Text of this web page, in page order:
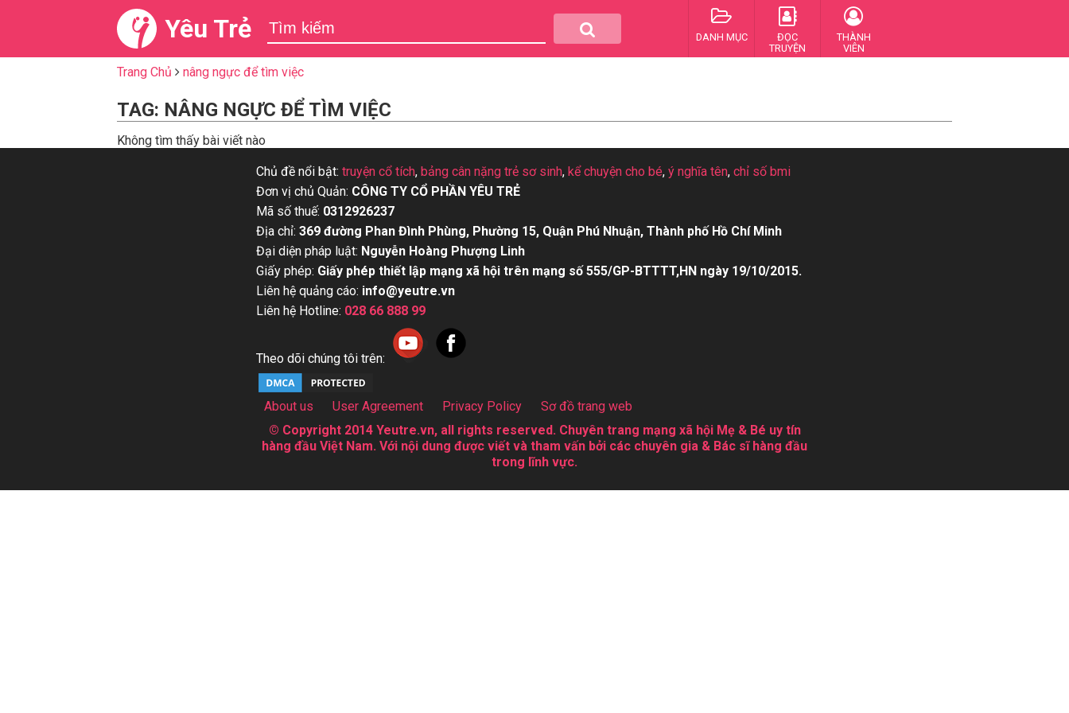
Yêu Trẻ DANH MỤC
ĐỌC
TRUYỆN
THÀNH
VIÊN
Trang Chủ nâng ngực để tìm việc
TAG: NÂNG NGỰC ĐỂ TÌM VIỆC
Không tìm thấy bài viết nào
Chủ đề nổi bật: truyện cổ tích, bảng cân nặng trẻ sơ sinh, kể chuyện cho bé, ý nghĩa tên, chỉ số bmi
Đơn vị chủ Quản: CÔNG TY CỔ PHẦN YÊU TRẺ
Mã số thuế: 0312926237
Địa chỉ: 369 đường Phan Đình Phùng, Phường 15, Quận Phú Nhuận, Thành phố Hồ Chí Minh
Đại diện pháp luật: Nguyễn Hoàng Phượng Linh
Giấy phép: Giấy phép thiết lập mạng xã hội trên mạng số 555/GP-BTTTT,HN ngày 19/10/2015.
Liên hệ quảng cáo: info@yeutre.vn
Liên hệ Hotline: 028 66 888 99
Theo dõi chúng tôi trên:
About us User Agreement Privacy Policy
Sơ đồ trang web
© Copyright 2014 Yeutre.vn, all rights reserved. Chuyên trang mạng xã hội Mẹ & Bé uy tín
hàng đầu Việt Nam. Với nội dung được viết và tham vấn bởi các chuyên gia & Bác sĩ hàng đầu
trong lĩnh vực.